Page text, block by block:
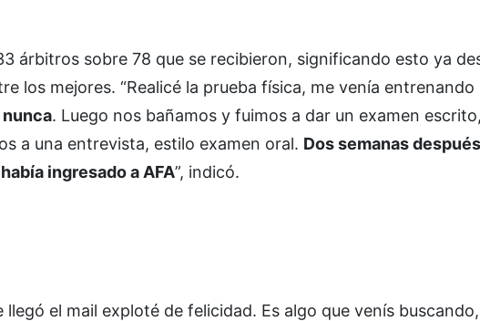
árbitros sobre 78 que se recibieron, significando esto ya
los mejores. “Realicé la prueba física, me venía entrenando
. Luego nos bañamos y fuimos a dar un examen
a una entrevista, estilo examen oral. Dos semanas
ingresado a AFA”, indicó.
el mail exploté de felicidad. Es algo que venís buscando,